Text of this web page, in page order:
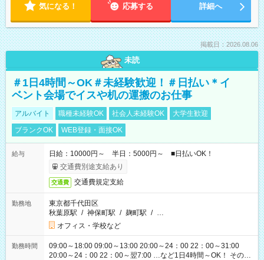
気になる！ 応募する 詳細へ
掲載日：2026.08.06
未読
＃1日4時間～OK＃未経験歓迎！＃日払い＊イ
ベント会場でイスや机の運搬のお仕事
アルバイト 職種未経験OK 社会人未経験OK
大学生歓迎
ブランクOK
WEB登録・面接OK
給与
日給：10000円～ 半日：5000円～ ■日払いOK！
交通費別途支給あり
交通費 交通費規定支給
勤務地
東京都千代田区
秋葉原駅 / 神保町駅 / 麹町駅 / …
オフィス・学校など
勤務時間
09:00～18:00 09:00～13:00 20:00～24：00 22：00～31:00
20:00～24：00 22：00～翌7:00 …など1日4時間～OK！ その他